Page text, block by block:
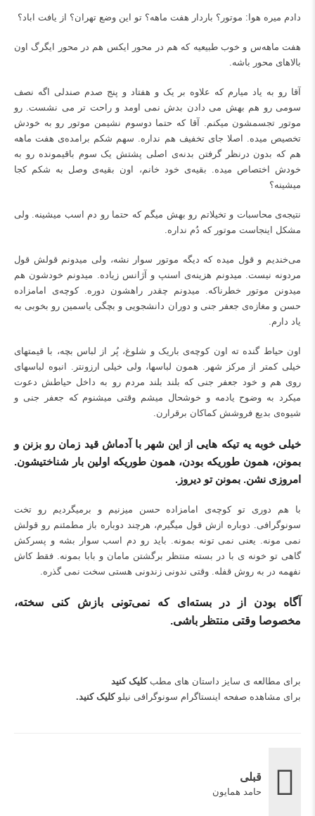
دادم میره هوا: موتور؟ باردار هفت ماهه؟ تو این وضع تهران؟ از یافت اباد؟
هفت ماهه‌س و خوب طبیعیه که هم در محور ایکس هم در محور ایگرگ اون
بالاهای محور باشه.
آقا رو به یاد میارم که علاوه بر یک و هفتاد و پنج صدم صندلی اگه نصف
سومی رو هم بهش می دادن بدش نمی اومد و راحت تر می نشست. رو
موتور تجسمشون میکنم. آقا که حتما دوسوم نشیمن موتور رو به خودش
تخصیص میده. اصلا جای تخفیف هم نداره. سهم شکم برامده‌ی هفت ماهه
هم که بدون درنظر گرفتن بدنه‌ی اصلی پشتش یک سوم باقیمونده رو به
خودش اختصاص میده. بقیه‌ی خود خانم، اون بقیه‌ی وصل به شکم کجا
میشینه؟
نتیجه‌ی محاسبات و تخیلاتم رو بهش میگم که حتما رو دم اسب میشینه. ولی
مشکل اینجاست موتور که دُم نداره.
می‌خندیم و قول میده که دیگه موتور سوار نشه، ولی میدونم قولش قول
مردونه نیست. میدونم هزینه‌ی اسنپ و آژانس زیاده. میدونم خودشون هم
میدونن موتور خطرناکه. میدونم چقدر راهشون دوره. کوچه‌ی امامزاده
حسن و مغازه‌ی جعفر جنی و دوران دانشجویی و بچگی یاسمین رو بخوبی به
یاد دارم.
اون حیاط گنده ته اون کوچه‌ی باریک و شلوغ، پُر از لباس بچه، با قیمتهای
خیلی کمتر از مرکز شهر. همون لباسها، ولی خیلی ارزونتر. انبوه لباسهای
روی هم و خود جعفر جنی که بلند بلند مردم رو به داخل حیاطش دعوت
میکرد به وضوح یادمه و خوشحال میشم وقتی میشنوم که جعفر جنی و
شیوه‌ی بدیع فروشش کماکان برقرارن.
خیلی خوبه یه تیکه هایی از این شهر با آدماش قید زمان رو بزنن و
بمونن، همون طوریکه بودن، همون طوریکه اولین بار شناختیشون.
امروزی نشن. بمونن تو دیروز.
با هم دوری تو کوچه‌ی امامزاده حسن میزنیم و برمیگردیم رو تخت
سونوگرافی. دوباره ازش قول میگیرم، هرچند دوباره باز مطمئنم رو قولش
نمی مونه. یعنی نمی تونه بمونه. باید رو دم اسب سوار بشه و پسرکش
گاهی تو خونه ی با در بسته منتظر برگشتن مامان و بابا بمونه. فقط کاش
نفهمه در به روش قفله. وقتی ندونی زندونی هستی سخت نمی گذره.
آگاه بودن از در بسته‌ای که نمی‌تونی بازش کنی سخته،
مخصوصا وقتی منتظر باشی.
برای مطالعه ی سایز داستان های مطب کلیک کنید
برای مشاهده صفحه اینستاگرام سونوگرافی نیلوکلیک کنید.
قبلی
حامد همایون